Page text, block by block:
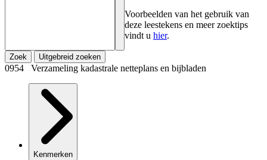
Voorbeelden van het gebruik van
deze leestekens en meer zoektips
vindt u hier.
Zoek Uitgebreid zoeken
0954 Verzameling kadastrale netteplans en bijbladen
Kenmerken